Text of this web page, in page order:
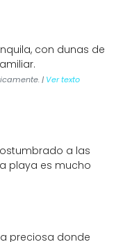
con dunas de
| Ver texto
a las
playa es mucho
preciosa donde